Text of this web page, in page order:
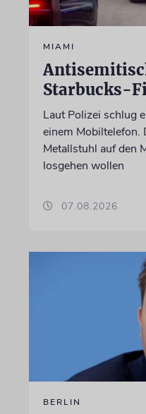
MIAMI
Starbucks-
Laut Polizei schlug
einem Mobiltelefon.
Metallstuhl auf den
losgehen wollen
07.08.2026
BERLIN